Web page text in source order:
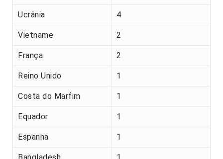
Ucrânia 4
Vietname 2
França 2
Reino Unido 1
Costa do Marfim 1
Equador 1
Espanha 1